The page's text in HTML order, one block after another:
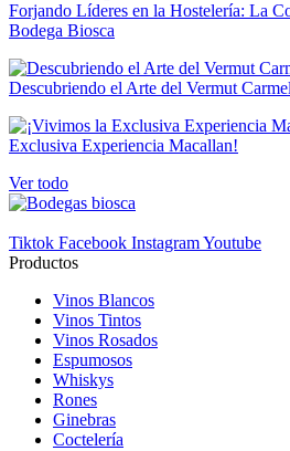
PAIS
Zona
Valencia 1
Novedades
En Oferta
View products2
Forjando Líderes en la Hostelería: La
Bodega Biosca
Descubriendo el Arte del Vermut
Exclusiva Experiencia Macallan!
Ver todo
Tiktok Facebook InstagramYoutube
Productos
Vinos Blancos
Vinos Tintos
Vinos Rosados
Espumosos
Whiskys
Rones
Ginebras
Coctelería